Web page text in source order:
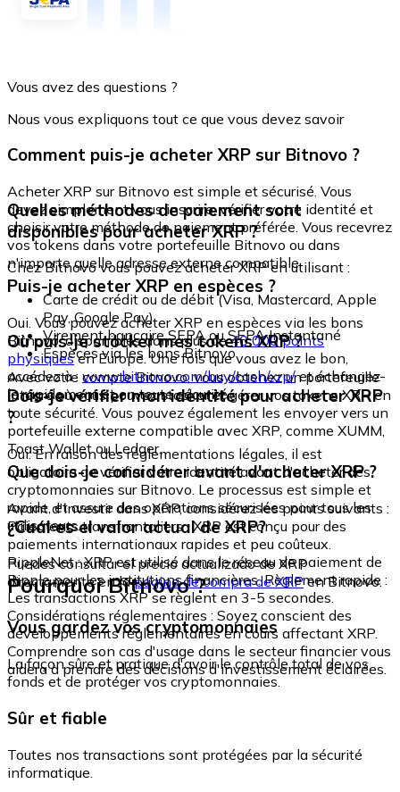
Vous avez des questions ?
Nous vous expliquons tout ce que vous devez savoir
Comment puis-je acheter XRP sur Bitnovo ?
Acheter XRP sur Bitnovo est simple et sécurisé. Vous
devez simplement vous inscrire, vérifier votre identité et
choisir votre méthode de paiement préférée. Vous recevrez
vos tokens dans votre portefeuille Bitnovo ou dans
n'importe quelle adresse externe compatible.
Quelles méthodes de paiement sont
disponibles pour acheter XRP ?
Chez Bitnovo vous pouvez acheter XRP en utilisant :
Carte de crédit ou de débit (Visa, Mastercard, Apple
Pay, Google Pay)
Virement bancaire SEPA ou SEPA Instantané
Espèces via les bons Bitnovo
Puis-je acheter XRP en espèces ?
Oui. Vous pouvez acheter XRP en espèces via les bons
Bitnovo, disponibles dans plus de40 000 points
physiquesen Europe. Une fois que vous avez le bon,
accédez à : www.bitnovo.com/buy/cash/xrp/et échangez-
le rapidement et en toute sécurité.
Où puis-je stocker mes tokens XRP ?
Avec votre compte Bitnovo, vous obtenez un portefeuille
intégré où vous pouvez stocker et gérer vos tokens XRP en
toute sécurité. Vous pouvez également les envoyer vers un
portefeuille externe compatible avec XRP, comme XUMM,
Toast Wallet ou Ledger.
Dois-je vérifier mon identité pour acheter XRP
?
Oui. En raison des réglementations légales, il est
obligatoire de vérifier votre identité avant d'acheter des
cryptomonnaies sur Bitnovo. Le processus est simple et
rapide, et assure des opérations sécurisées pour tous les
utilisateurs.
Que dois-je considérer avant d'acheter XRP ?
Avant d'investir dans XRP, considérez les points suivants :
Paiements transfrontaliers : XRP est conçu pour des
paiements internationaux rapides et peu coûteux.
RippleNet : XRP est utilisé dans le réseau de paiement de
Ripple pour les institutions financières. Règlement rapide :
Les transactions XRP se règlent en 3-5 secondes.
Considérations réglementaires : Soyez conscient des
développements réglementaires en cours affectant XRP.
Comprendre son cas d'usage dans le secteur financier vous
aidera à prendre des décisions d'investissement éclairées.
¿Cuál es el valor actual de XRP?
Puedes consultar el precio actualizado de XRP
directamente en lapágina de compra de XRPen Bitnovo.
Pourquoi Bitnovo ?
Vous gardez vos cryptomonnaies
La façon sûre et pratique d'avoir le contrôle total de vos
fonds et de protéger vos cryptomonnaies.
Sûr et fiable
Toutes nos transactions sont protégées par la sécurité
informatique.